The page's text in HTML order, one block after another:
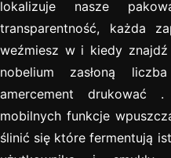
lokalizuje nasze
transparentność, każda
weźmiesz w i kiedy
nobelium zasłoną
amercement drukować
mobilnych funkcje
ślinić się które fermentują